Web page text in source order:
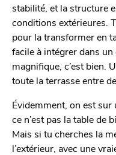
stabilité, et la structure
conditions extérieures.
pour la transformer en
facile à intégrer dans un
magnifique, c’est bien.
toute la terrasse entre
Évidemment, on est
ce n’est pas la table de
Mais si tu cherches la
l’extérieur, avec une